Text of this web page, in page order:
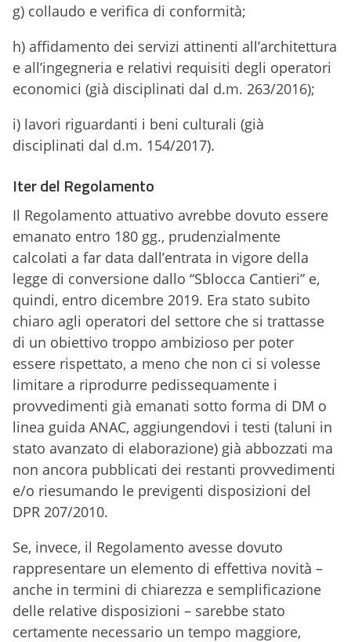
g) collaudo e verifica di conformità;
h) affidamento dei servizi attinenti all’architettura
e all’ingegneria e relativi requisiti degli operatori
economici (già disciplinati dal d.m. 263/2016);
i) lavori riguardanti i beni culturali (già
disciplinati dal d.m. 154/2017).
Iter del Regolamento
Il Regolamento attuativo avrebbe dovuto essere
emanato entro 180 gg., prudenzialmente
calcolati a far data dall’entrata in vigore della
legge di conversione dallo “Sblocca Cantieri” e,
quindi, entro dicembre 2019. Era stato subito
chiaro agli operatori del settore che si trattasse
di un obiettivo troppo ambizioso per poter
essere rispettato, a meno che non ci si volesse
limitare a riprodurre pedissequamente i
provvedimenti già emanati sotto forma di DM o
linea guida ANAC, aggiungendovi i testi (taluni in
stato avanzato di elaborazione) già abbozzati ma
non ancora pubblicati dei restanti provvedimenti
e/o riesumando le previgenti disposizioni del
DPR 207/2010.
Se, invece, il Regolamento avesse dovuto
rappresentare un elemento di effettiva novità –
anche in termini di chiarezza e semplificazione
delle relative disposizioni – sarebbe stato
certamente necessario un tempo maggiore,